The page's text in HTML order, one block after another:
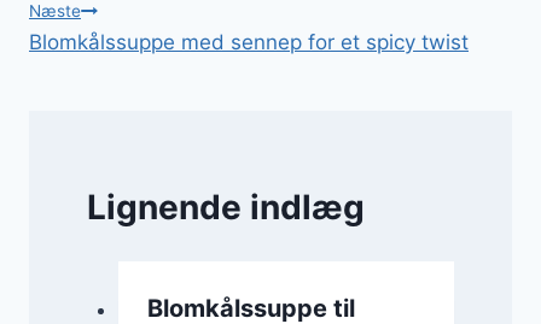
Næste
Blomkålssuppe med sennep for et spicy twist
Lignende indlæg
Blomkålssuppe til